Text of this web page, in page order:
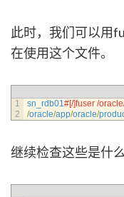
此时，我们可以用
在使用这个文件。
1
2
sn_rdb01#[/]fuser /
/oracle/app/oracle/
继续检查这些是什么